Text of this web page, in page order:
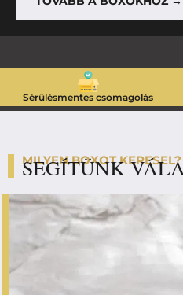
Sérülésmentes csomagolás
MILYEN BOXOT KERESEL?
SEGÍTÜNK